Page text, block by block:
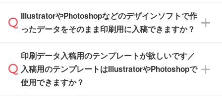
品が決まりましたらお早めのご発注をお願いい
たします。
※土日祝日を除く営業日換算です。
※沖縄・離島は追加日数がかかります。
※化粧箱から白箱への入れ替えや、オリジナル
箱の作成は原則承っておりません。
無料の「デザインシミュレーター」を使えば、
PCやスマホから簡単にデザインを作成できま
ザインソフトがなくても安心です。
また、「データ作成サービス
IllustratorやPhotoshopなどのデザインソフトで作
ったデータをそのまま印刷用に入稿できますか？
IllustratorやPhotoshop、CLIP STUDIOなどのデ
ザインソフトでこだわりのデザインを作成した
い方は、完全データ入稿
印刷データ入稿用のテンプレートが欲しいです／
入稿用のテンプレートはIllustratorやPhotoshopで
使用できますか？